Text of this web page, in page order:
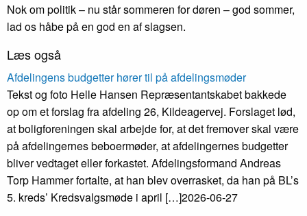
Nok om politik – nu står sommeren for døren – god sommer,
lad os håbe på en god en af slagsen.
Læs også
Afdelingens budgetter hører til på afdelingsmøder
Tekst og foto Helle Hansen Repræsentantskabet bakkede
op om et forslag fra afdeling 26, Kildeagervej. Forslaget lød,
at boligforeningen skal arbejde for, at det fremover skal være
på afdelingernes beboermøder, at afdelingernes budgetter
bliver vedtaget eller forkastet. Afdelingsformand Andreas
Torp Hammer fortalte, at han blev overrasket, da han på BL’s
5. kreds’ Kredsvalgsmøde i april […]2026-06-27